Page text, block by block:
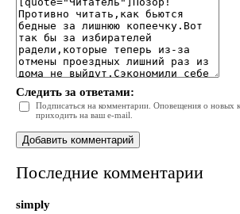
Следить за ответами:
Подписаться на комментарии. Оповещения о новых
приходить на ваш e-mail.
Последние комментарии
simply